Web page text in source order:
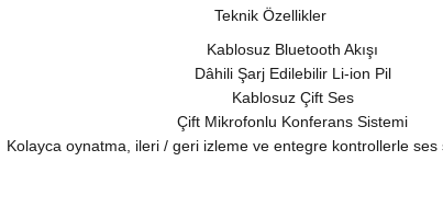
Teknik Özellikler
Kablosuz Bluetooth Akışı
Dâhili Şarj Edilebilir Li-ion Pil
Kablosuz Çift Ses
Çift Mikrofonlu Konferans Sistemi
Kolayca oynatma, ileri / geri izleme ve entegre kontrollerle